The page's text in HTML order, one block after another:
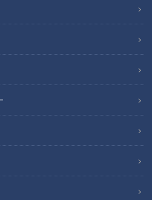
事に戻る
のおすすめ
「一緒に行こうや」川上憲伸と